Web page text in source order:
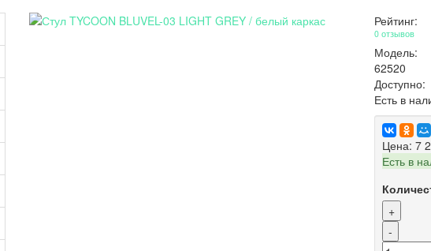
Рейтинг:
0 отзывов
Модель:
62520
Доступно:
Есть в
Цена: 7
Есть в
+
-